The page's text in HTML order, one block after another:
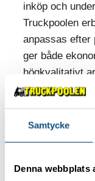
Samtycke
Denna webbplats
inköp och
Truckpoolen
anpassas efter
ger både
högkvalitativt
Läs